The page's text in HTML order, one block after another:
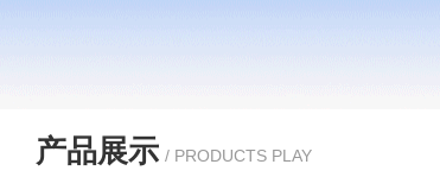
产品展示 / PRODUCTS PLAY